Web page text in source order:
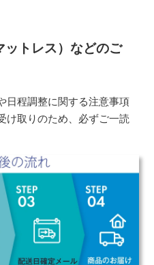
ットレス）などのご
日程調整に関する注意事項
け取りのため、必ずご一読